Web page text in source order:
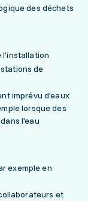
des déchets
l'installation
de
imprévu d'eaux
lorsque des
l'eau
exemple en
et